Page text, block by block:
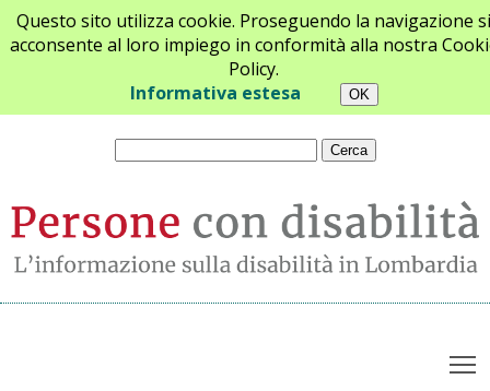
Questo sito utilizza cookie. Proseguendo la navigazione si
acconsente al loro impiego in conformità alla nostra
Policy.
Informativa estesa
Chi siamo Newsletter Contatti